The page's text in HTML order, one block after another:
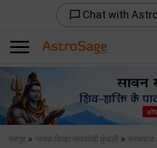
chat_bubble_outline Chat with
Previous
स्वगृह » नायक किव्हा नायकांची कुंडली » सरफराज